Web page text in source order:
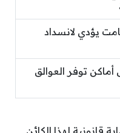
يؤدي لانسداد
أماكن توفر العوالق